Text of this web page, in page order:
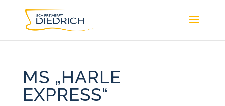
MS „HARLE
EXPRESS“